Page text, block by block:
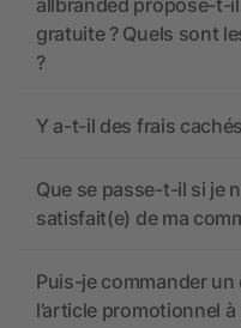
allbranded propose-t-
gratuite ? Quels sont
?
Y a-t-il des frais
Que se passe-t-il si je
satisfait(e) de ma
Puis-je commander
l’article promotionnel à